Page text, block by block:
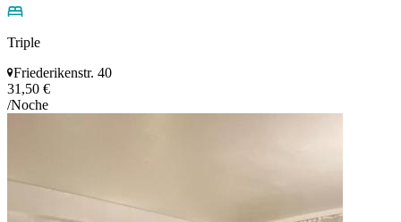
Triple
Friederikenstr. 40
31,50 €
/Noche